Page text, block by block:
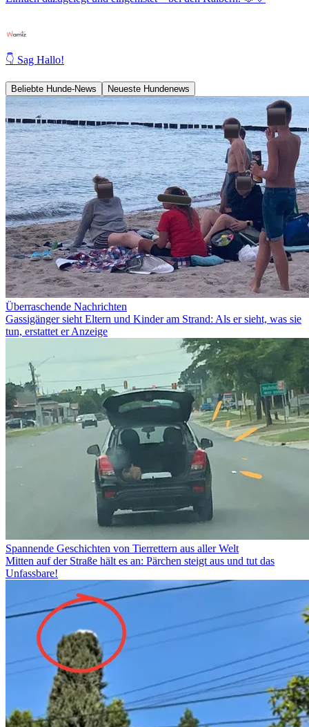
👇 Sag Hallo!
Beliebte Hunde-News Neueste Hundenews
Überraschende Nachrichten
Gassigänger sieht Eltern und Kinder am Strand: Als er sieht, was sie
tun, erstattet er Anzeige
Spannende Geschichten von Tierrettern aus aller Welt
Mitten auf der Straße hält es an: Pärchen steigt aus und tut das
Unfassbare!